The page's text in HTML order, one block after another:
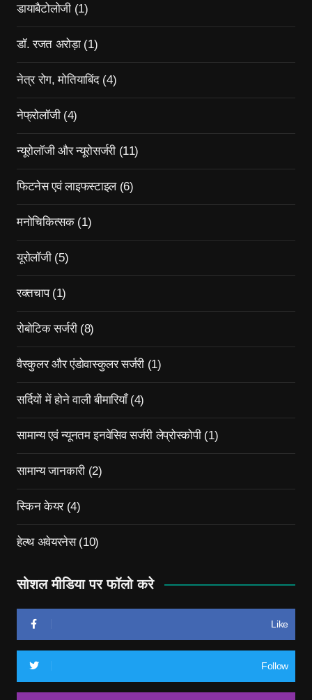
डायाबैटोलोजी(1)
डॉ. रजत अरोड़ा(1)
नेत्र रोग, मोतियाबिंद(4)
नेफ्रोलॉजी(4)
न्यूरोलॉजी और न्यूरोसर्जरी(11)
फिटनेस एवं लाइफस्टाइल(6)
मनोचिकित्सक(1)
यूरोलॉजी(5)
रक्तचाप(1)
रोबोटिक सर्जरी(8)
वैस्कुलर और एंडोवास्कुलर सर्जरी (1)
सर्दियों में होने वाली बीमारियाँ(4)
सामान्य एवं न्यूनतम इनवेसिव सर्जरी लेप्रोस्कोपी(1)
सामान्य जानकारी(2)
स्किन केयर(4)
हेल्थ अवेयरनेस(10)
सोशल मीडिया पर फॉलो करे
Like
Follow